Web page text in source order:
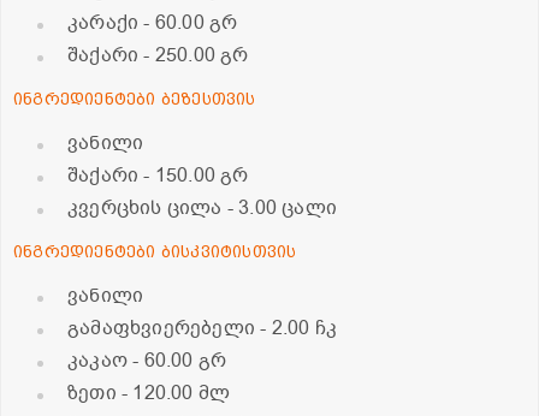
კარაქი- 60.00 გრ
შაქარი- 250.00 გრ
ინგრედიენტები ბეზესთვის
ვანილი
შაქარი- 150.00 გრ
კვერცხის ცილა - 3.00 ცალი
ინგრედიენტები ბისკვიტისთვის
ვანილი
გამაფხვიერებელი- 2.00 ჩკ
კაკაო- 60.00 გრ
ზეთი - 120.00 მლ